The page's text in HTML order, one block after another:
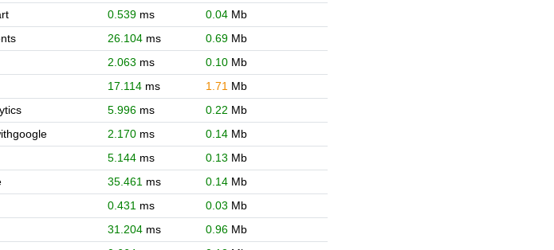
0.539 ms 0.04 Mb
26.104 ms 0.69 Mb
2.063 ms 0.10 Mb
17.114 ms 1.71 Mb
5.996 ms 0.22 Mb
2.170 ms 0.14 Mb
5.144 ms 0.13 Mb
35.461 ms 0.14 Mb
0.431 ms 0.03 Mb
31.204 ms 0.96 Mb